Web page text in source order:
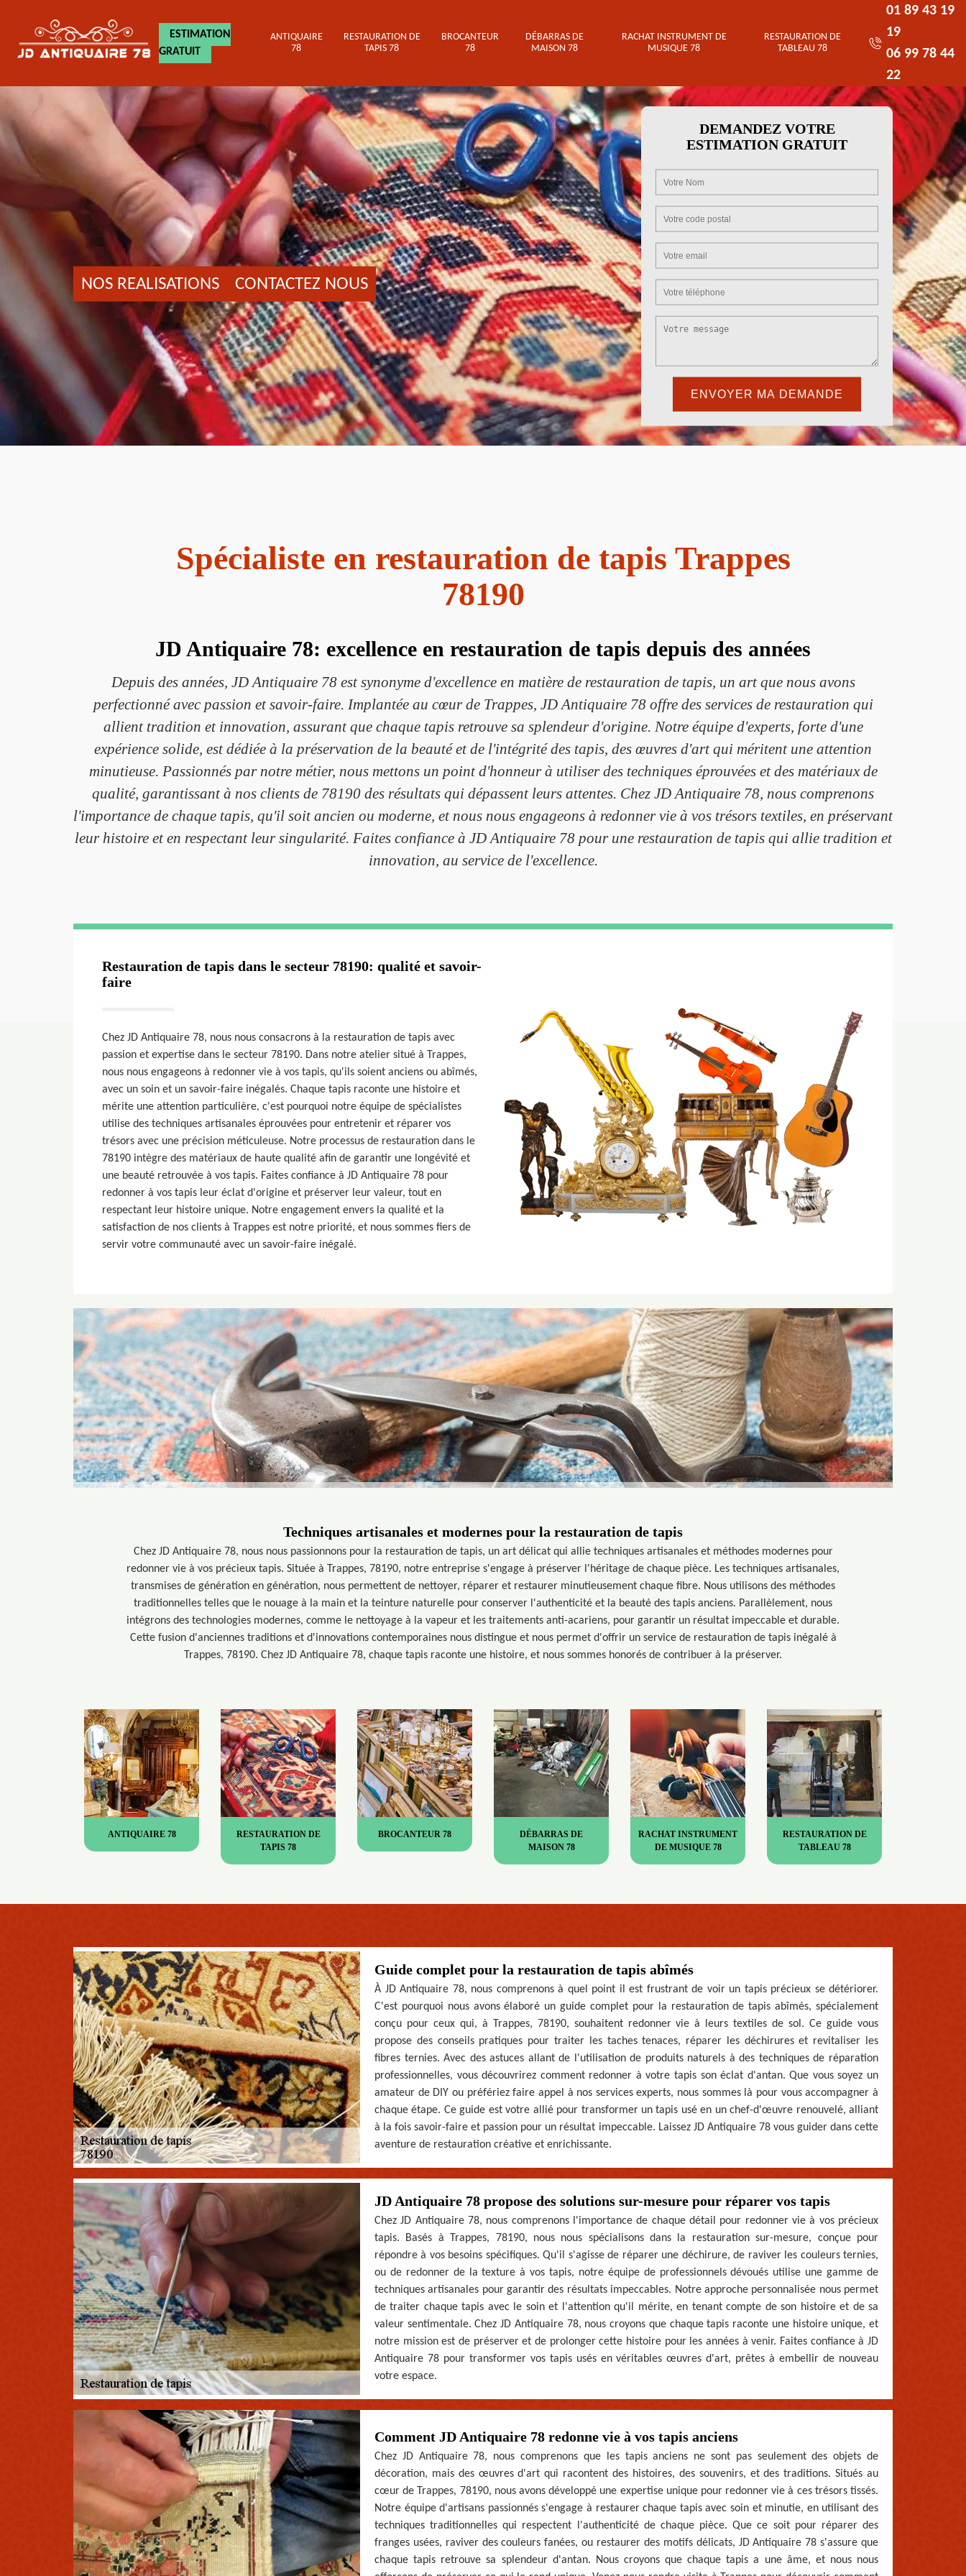
ESTIMATION
GRATUIT
ANTIQUAIRE
78
RESTAURATION DE
TAPIS 78
BROCANTEUR
78
DÉBARRAS DE
MAISON 78
RACHAT INSTRUMENT DE
MUSIQUE 78
RESTAURATION DE
TABLEAU 78
01 89 43 19
19
06 99 78 44
22
NOS REALISATIONS CONTACTEZ NOUS
DEMANDEZ VOTRE
ESTIMATION GRATUIT
Spécialiste en restauration de tapis Trappes
78190
JD Antiquaire 78: excellence en restauration de tapis depuis des années
Depuis des années, JD Antiquaire 78 est synonyme d'excellence en matière de restauration de tapis, un art que nous avons
perfectionné avec passion et savoir-faire. Implantée au cœur de Trappes, JD Antiquaire 78 offre des services de restauration qui
allient tradition et innovation, assurant que chaque tapis retrouve sa splendeur d'origine. Notre équipe d'experts, forte d'une
expérience solide, est dédiée à la préservation de la beauté et de l'intégrité des tapis, des œuvres d'art qui méritent une attention
minutieuse. Passionnés par notre métier, nous mettons un point d'honneur à utiliser des techniques éprouvées et des matériaux de
qualité, garantissant à nos clients de 78190 des résultats qui dépassent leurs attentes. Chez JD Antiquaire 78, nous comprenons
l'importance de chaque tapis, qu'il soit ancien ou moderne, et nous nous engageons à redonner vie à vos trésors textiles, en préservant
leur histoire et en respectant leur singularité. Faites confiance à JD Antiquaire 78 pour une restauration de tapis qui allie tradition et
innovation, au service de l'excellence.
Restauration de tapis dans le secteur 78190: qualité et savoir-
faire
Chez JD Antiquaire 78, nous nous consacrons à la restauration de tapis avec
passion et expertise dans le secteur 78190. Dans notre atelier situé à Trappes,
nous nous engageons à redonner vie à vos tapis, qu'ils soient anciens ou abîmés,
avec un soin et un savoir-faire inégalés. Chaque tapis raconte une histoire et
mérite une attention particulière, c'est pourquoi notre équipe de spécialistes
utilise des techniques artisanales éprouvées pour entretenir et réparer vos
trésors avec une précision méticuleuse. Notre processus de restauration dans le
78190 intègre des matériaux de haute qualité afin de garantir une longévité et
une beauté retrouvée à vos tapis. Faites confiance à JD Antiquaire 78 pour
redonner à vos tapis leur éclat d'origine et préserver leur valeur, tout en
respectant leur histoire unique. Notre engagement envers la qualité et la
satisfaction de nos clients à Trappes est notre priorité, et nous sommes fiers de
servir votre communauté avec un savoir-faire inégalé.
Techniques artisanales et modernes pour la restauration de tapis
Chez JD Antiquaire 78, nous nous passionnons pour la restauration de tapis, un art délicat qui allie techniques artisanales et méthodes modernes pour
redonner vie à vos précieux tapis. Située à Trappes, 78190, notre entreprise s'engage à préserver l'héritage de chaque pièce. Les techniques artisanales,
transmises de génération en génération, nous permettent de nettoyer, réparer et restaurer minutieusement chaque fibre. Nous utilisons des méthodes
traditionnelles telles que le nouage à la main et la teinture naturelle pour conserver l'authenticité et la beauté des tapis anciens. Parallèlement, nous
intégrons des technologies modernes, comme le nettoyage à la vapeur et les traitements anti-acariens, pour garantir un résultat impeccable et durable.
Cette fusion d'anciennes traditions et d'innovations contemporaines nous distingue et nous permet d'offrir un service de restauration de tapis inégalé à
Trappes, 78190. Chez JD Antiquaire 78, chaque tapis raconte une histoire, et nous sommes honorés de contribuer à la préserver.
ANTIQUAIRE 78
RESTAURATION DE
TAPIS 78
BROCANTEUR 78
DÉBARRAS DE
MAISON 78
RACHAT INSTRUMENT
DE MUSIQUE 78
RESTAURATION DE
TABLEAU 78
Guide complet pour la restauration de tapis abîmés
À JD Antiquaire 78, nous comprenons à quel point il est frustrant de voir un tapis précieux se détériorer.
C'est pourquoi nous avons élaboré un guide complet pour la restauration de tapis abîmés, spécialement
conçu pour ceux qui, à Trappes, 78190, souhaitent redonner vie à leurs textiles de sol. Ce guide vous
propose des conseils pratiques pour traiter les taches tenaces, réparer les déchirures et revitaliser les
fibres ternies. Avec des astuces allant de l'utilisation de produits naturels à des techniques de réparation
professionnelles, vous découvrirez comment redonner à votre tapis son éclat d'antan. Que vous soyez un
amateur de DIY ou préfériez faire appel à nos services experts, nous sommes là pour vous accompagner à
chaque étape. Ce guide est votre allié pour transformer un tapis usé en un chef-d'œuvre renouvelé, alliant
à la fois savoir-faire et passion pour un résultat impeccable. Laissez JD Antiquaire 78 vous guider dans cette
aventure de restauration créative et enrichissante.
JD Antiquaire 78 propose des solutions sur-mesure pour réparer vos tapis
Chez JD Antiquaire 78, nous comprenons l'importance de chaque détail pour redonner vie à vos précieux
tapis. Basés à Trappes, 78190, nous nous spécialisons dans la restauration sur-mesure, conçue pour
répondre à vos besoins spécifiques. Qu'il s'agisse de réparer une déchirure, de raviver les couleurs ternies,
ou de redonner de la texture à vos tapis, notre équipe de professionnels dévoués utilise une gamme de
techniques artisanales pour garantir des résultats impeccables. Notre approche personnalisée nous permet
de traiter chaque tapis avec le soin et l'attention qu'il mérite, en tenant compte de son histoire et de sa
valeur sentimentale. Chez JD Antiquaire 78, nous croyons que chaque tapis raconte une histoire unique, et
notre mission est de préserver et de prolonger cette histoire pour les années à venir. Faites confiance à JD
Antiquaire 78 pour transformer vos tapis usés en véritables œuvres d'art, prêtes à embellir de nouveau
votre espace.
Comment JD Antiquaire 78 redonne vie à vos tapis anciens
Chez JD Antiquaire 78, nous comprenons que les tapis anciens ne sont pas seulement des objets de
décoration, mais des œuvres d'art qui racontent des histoires, des souvenirs, et des traditions. Situés au
cœur de Trappes, 78190, nous avons développé une expertise unique pour redonner vie à ces trésors tissés.
Notre équipe d'artisans passionnés s'engage à restaurer chaque tapis avec soin et minutie, en utilisant des
techniques traditionnelles qui respectent l'authenticité de chaque pièce. Que ce soit pour réparer des
franges usées, raviver des couleurs fanées, ou restaurer des motifs délicats, JD Antiquaire 78 s'assure que
chaque tapis retrouve sa splendeur d'antan. Nous croyons que chaque tapis a une âme, et nous nous